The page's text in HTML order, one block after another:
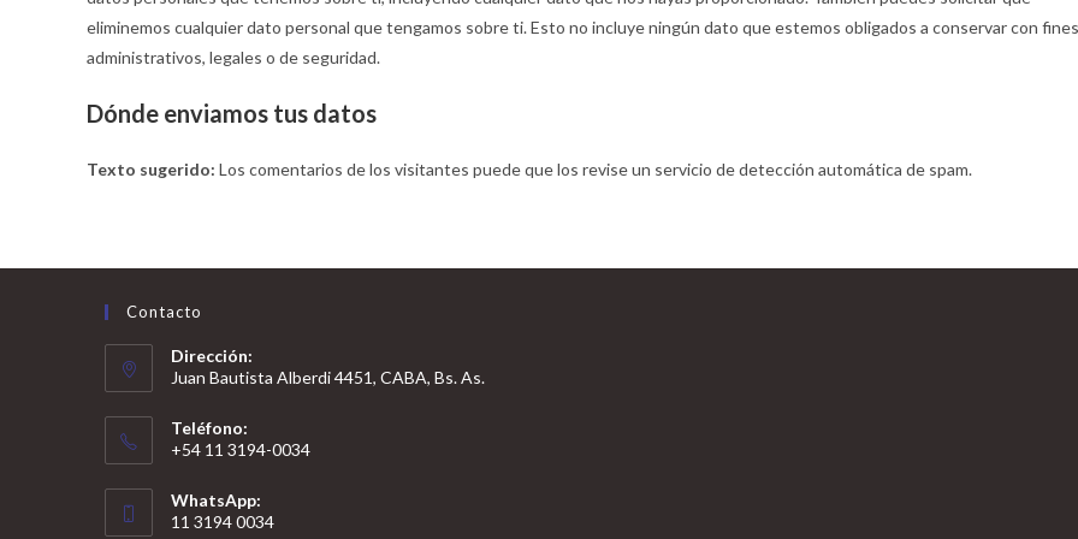
eliminemos cualquier dato personal que tengamos sobre ti. Esto no incluye ningún dato que estemos obligados a conservar con fines
administrativos, legales o de seguridad.
Dónde enviamos tus datos
Texto sugerido: Los comentarios de los visitantes puede que los revise un servicio de detección automática de spam.
Contacto
Dirección:
Juan Bautista Alberdi 4451, CABA, Bs. As.
Teléfono:
+54 11 3194-0034
WhatsApp:
11 3194 0034